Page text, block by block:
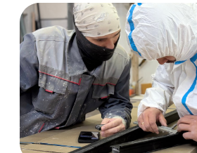
Наша компания уже более 8 лет
занимается производством и
установкой скрытых дверей в
Казахстане.
Мы гордимся тем, что создали
продукцию, сочетающую в себе
современный дизайн, высокое
качество материалов и надёжность